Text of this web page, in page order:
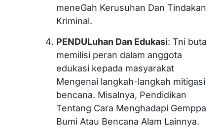
meneGah Kerusuhan Dan Tindakan
Kriminal.
PENDULuhan Dan Edukasi: Tni buta
memilisi peran dalam anggota
edukasi kepada masyarakat
Mengenai langkah-langkah mitigasi
bencana. Misalnya, Pendidikan
Tentang Cara Menghadapi Gemppa
Bumi Atau Bencana Alam Lainnya.